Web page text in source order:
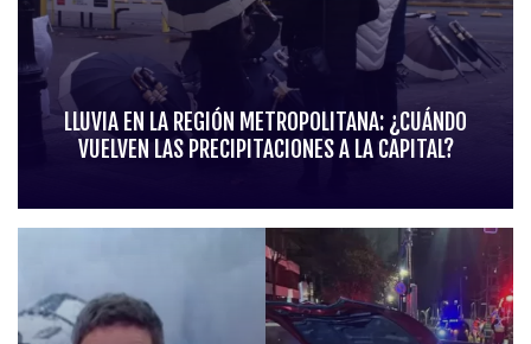
LLUVIA EN LA REGIÓN METROPOLITANA: ¿CUÁNDO
VUELVEN LAS PRECIPITACIONES A LA CAPITAL?